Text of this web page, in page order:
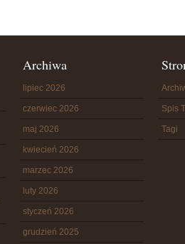
Archiwa
lipiec 2026
czerwiec 2026
maj 2026
kwiecień 2026
marzec 2026
luty 2026
styczeń 2026
grudzień 2025
Spis
Tagi